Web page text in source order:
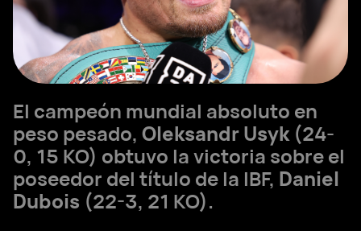
El campeón mundial absoluto en
peso pesado, Oleksandr Usyk(24-
0, 15 KO) obtuvo la victoria sobre el
poseedor del título de la IBF, Daniel
Dubois (22-3, 21 KO).